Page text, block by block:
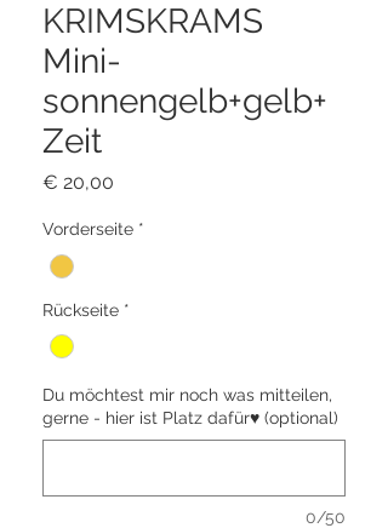
KRIMSKRAMS
Mini-
sonnengelb+gelb+
Zeit
€ 20,00
Vorderseite *
Rückseite *
Du möchtest mir noch was mitteilen,
gerne - hier ist Platz dafür♥ (optional)
0/50